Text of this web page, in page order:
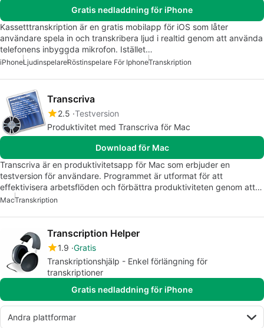
Gratis nedladdning för iPhone
Kassetttranskription är en gratis mobilapp för iOS som låter
användare spela in och transkribera ljud i realtid genom att använda
telefonens inbyggda mikrofon. Istället…
iPhoneLjudinspelareRöstinspelare För IphoneTranskription
Transcriva
2.5 Testversion
Produktivitet med Transcriva för Mac
Download för Mac
Transcriva är en produktivitetsapp för Mac som erbjuder en
testversion för användare. Programmet är utformat för att
effektivisera arbetsflöden och förbättra produktiviteten genom att…
MacTranskription
Transcription Helper
1.9 Gratis
Transkriptionshjälp - Enkel förlängning för
transkriptioner
Gratis nedladdning för iPhone
Andra plattformar